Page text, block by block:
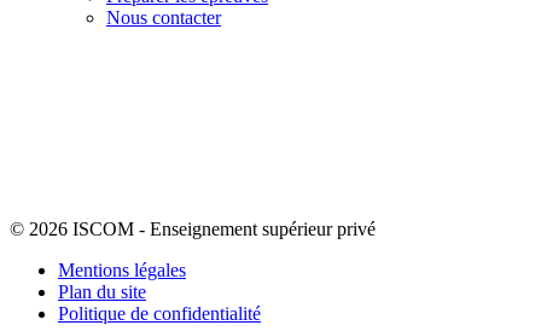
Nous contacter
© 2026 ISCOM - Enseignement supérieur privé
Mentions légales
Plan du site
Politique de confidentialité